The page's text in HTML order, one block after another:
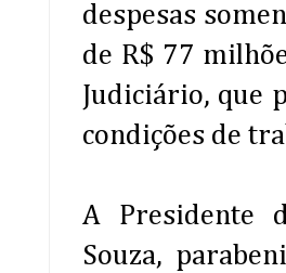
despesas
de R$ 77
Judiciário, que
condições de
A Presidente
Souza,